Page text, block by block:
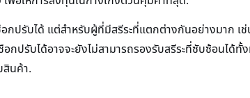
ปรับได้ แต่สำหรับผู้ที่มีสรีระที่แตกต่างกันอย่างมาก เ
กปรับได้อาจจะยังไม่สามารถรองรับสรีระที่ซับซ้อนได้
นค้า.